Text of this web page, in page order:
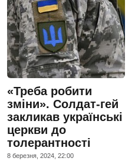
«Треба робити
зміни». Солдат-гей
закликав українські
церкви до
толерантності
8 березня, 2024, 22:00